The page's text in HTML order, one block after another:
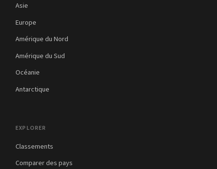
Asie
Europe
Amérique du Nord
Amérique du Sud
Océanie
Antarctique
EXPLORER
Classements
Comparer des pays